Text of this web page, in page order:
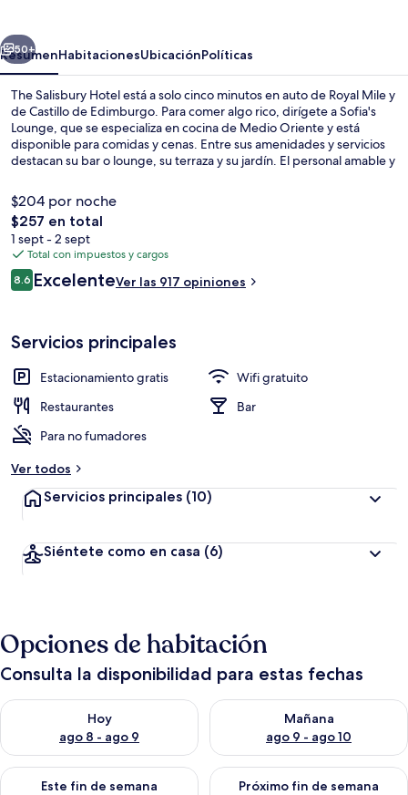
Siguiente
50+
ResumenHabitacionesUbicaciónPolíticas
The Salisbury Hotel está a solo cinco minutos en auto de Royal Mile y
de Castillo de Edimburgo. Para comer algo rico, dirígete a Sofia's
Lounge, que se especializa en cocina de Medio Oriente y está
disponible para comidas y cenas. Entre sus amenidades y servicios
destacan su bar o lounge, su terraza y su jardín. El personal amable y
$204 por noche
El
precio
total
es
de
$257 en total
1 sept - 2 sept
Total con impuestos y cargos
Opiniones
8.68.6 de 10,
ExcelenteVer las 917 opiniones
Servicios principales
Estacionamiento gratis
Wifi gratuito
Restaurantes
Bar
Para no fumadores
Ver todos
Servicios principales (10)
Siéntete como en casa (6)
Opciones de habitación
Consulta la disponibilidad para estas fechas
Hoy
ago 8 - ago 9
Consulta la disponibilidad para hoy ago 8 - ago 9
Mañana
ago 9 - ago 10
Consulta la disponibilidad
Este fin de semana
Consulta la disponibilidad para este fin de semana ago 14 -
Próximo fin de semana
Consulta la disponibilidad